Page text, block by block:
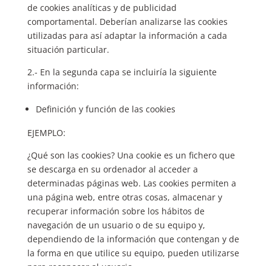
de cookies analíticas y de publicidad
comportamental. Deberían analizarse las cookies
utilizadas para así adaptar la información a cada
situación particular.
2.- En la segunda capa se incluiría la siguiente
información:
Definición y función de las cookies
EJEMPLO:
¿Qué son las cookies? Una cookie es un fichero que
se descarga en su ordenador al acceder a
determinadas páginas web. Las cookies permiten a
una página web, entre otras cosas, almacenar y
recuperar información sobre los hábitos de
navegación de un usuario o de su equipo y,
dependiendo de la información que contengan y de
la forma en que utilice su equipo, pueden utilizarse